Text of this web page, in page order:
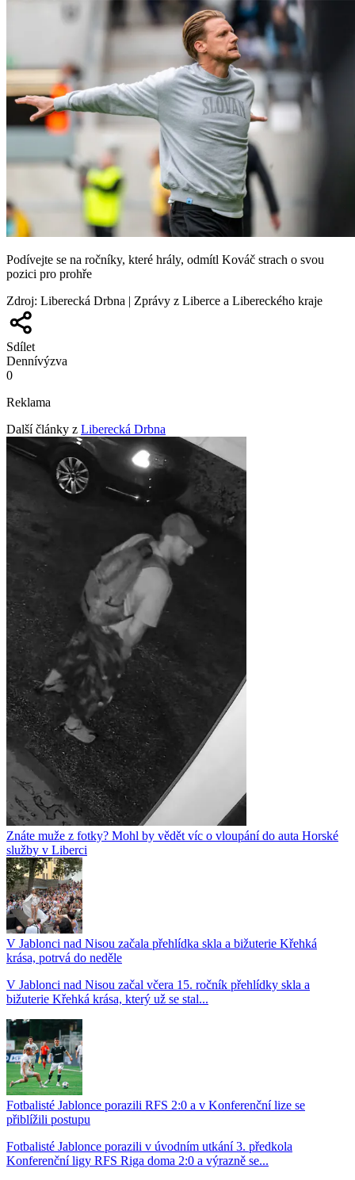
Podívejte se na ročníky, které hrály, odmítl Kováč strach o svou
pozici pro prohře
Zdroj: Liberecká Drbna | Zprávy z Liberce a Libereckého kraje
Sdílet
Dennívýzva
0
Reklama
Další články z Liberecká Drbna
Znáte muže z fotky? Mohl by vědět víc o vloupání do auta Horské
služby v Liberci
V Jablonci nad Nisou začala přehlídka skla a bižuterie Křehká
krása, potrvá do neděle
V Jablonci nad Nisou začal včera 15. ročník přehlídky skla a
bižuterie Křehká krása, který už se stal...
Fotbalisté Jablonce porazili RFS 2:0 a v Konferenční lize se
přiblížili postupu
Fotbalisté Jablonce porazili v úvodním utkání 3. předkola
Konferenční ligy RFS Riga doma 2:0 a výrazně se...